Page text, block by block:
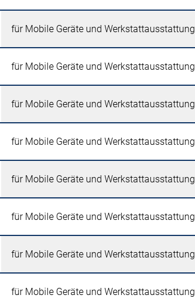
für Mobile Geräte und Werkstattausstattung
für Mobile Geräte und Werkstattausstattung
für Mobile Geräte und Werkstattausstattung
für Mobile Geräte und Werkstattausstattung
für Mobile Geräte und Werkstattausstattung
für Mobile Geräte und Werkstattausstattung
für Mobile Geräte und Werkstattausstattung
für Mobile Geräte und Werkstattausstattung